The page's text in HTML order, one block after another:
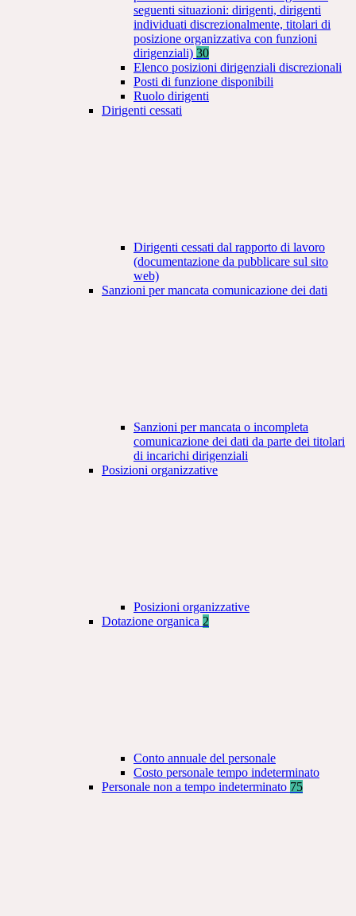
seguenti situazioni: dirigenti, dirigenti
individuati discrezionalmente, titolari di
posizione organizzativa con funzioni
dirigenziali) 30
Elenco posizioni dirigenziali discrezionali
Posti di funzione disponibili
Ruolo dirigenti
Dirigenti cessati
Dirigenti cessati dal rapporto di lavoro
(documentazione da pubblicare sul sito
web)
Sanzioni per mancata comunicazione dei dati
Sanzioni per mancata o incompleta
comunicazione dei dati da parte dei titolari
di incarichi dirigenziali
Posizioni organizzative
Posizioni organizzative
Dotazione organica 2
Conto annuale del personale
Costo personale tempo indeterminato
Personale non a tempo indeterminato 75